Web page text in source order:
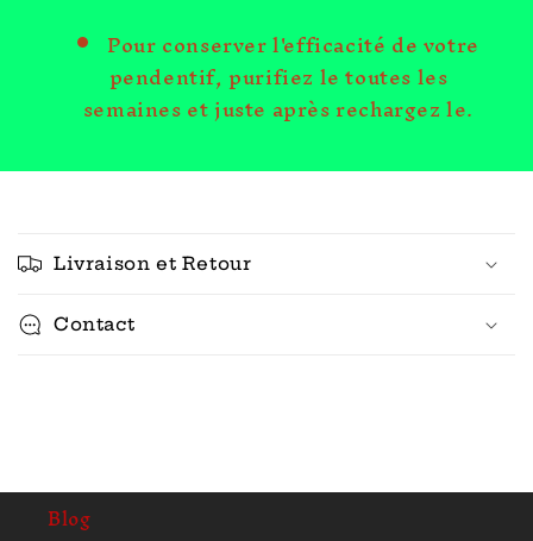
Pour conserver l'efficacité de votre
pendentif, purifiez le toutes les
semaines et juste après rechargez le.
o
n
t
e
d
Livraison et Retour
Contact
Blog